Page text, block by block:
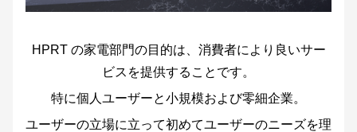
HPRT の家電部門の目的は、消費者により良いサー
ビスを提供することです。
特に個人ユーザーと小規模および零細企業。
ユーザーの立場に立って初めてユーザーのニーズを理